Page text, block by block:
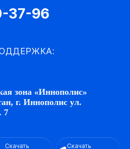
37-96
зона «Иннополис»
г. Иннополис ул.
7
Скачать
Скачать